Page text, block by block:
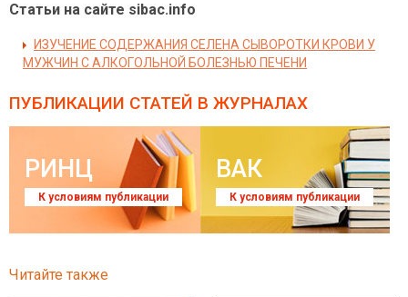
Статьи на сайте sibac.info
ИЗУЧЕНИЕ СОДЕРЖАНИЯ СЕЛЕНА СЫВОРОТКИ КРОВИ У
МУЖЧИН С АЛКОГОЛЬНОЙ БОЛЕЗНЬЮ ПЕЧЕНИ
ПУБЛИКАЦИИ СТАТЕЙ В ЖУРНАЛАХ
РИНЦ
К условиям публикации
ВАК
К условиям публикации
Читайте также